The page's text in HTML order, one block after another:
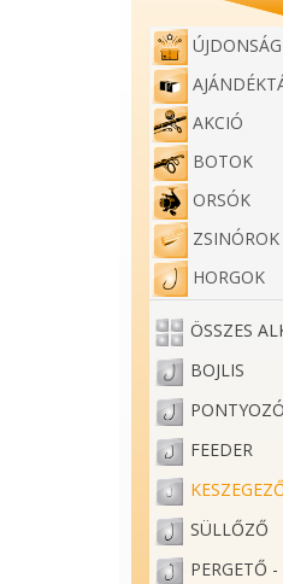
ÚJDONSÁG
AKCIÓ
BOTOK
ORSÓK
ZSINÓROK
HORGOK
ÖSSZES
BOJLIS
PONTYOZÓ
FEEDER
SÜLLŐZŐ
PERGETŐ